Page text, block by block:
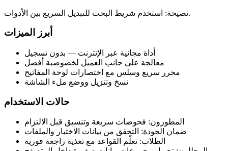
نصيحة: استخدم شريط البحث للتبديل السريع بين الأدوات.
أبرز الميزات
أداة مجانية عبر الإنترنت — بدون تسجيل
معالجة على جانب العميل لخصوصية أفضل
محرر سريع وسلس مع اختصارات لوحة المفاتيح
نسخ وتنزيل ووضع ملء الشاشة
حالات الاستخدام
المطورون: فحوصات سريعة وتنسيق قبل الالتزام
ضمان الجودة: التحقق من بيانات الاختبار والملفات
الطلاب: تعلّم القواعد مع تغذية راجعة فورية